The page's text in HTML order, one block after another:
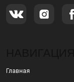
Главная